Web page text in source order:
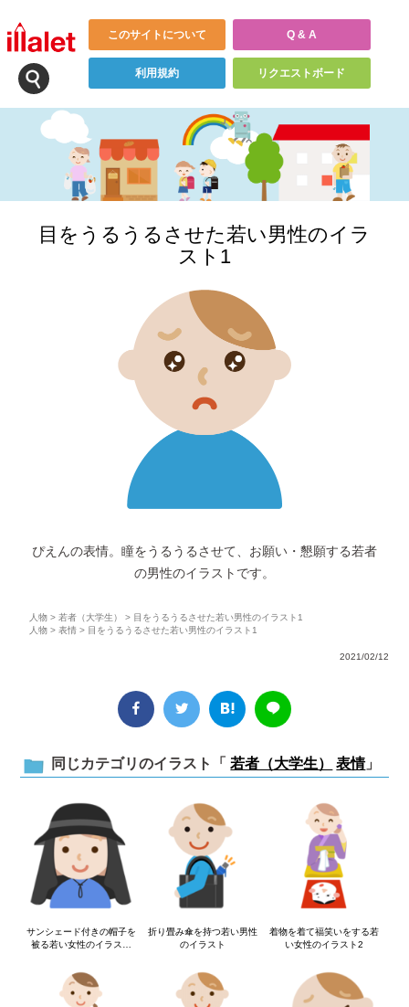
このサイトについて Q & A
利用規約 リクエストボード
目をうるうるさせた若い男性のイラ
スト1
ぴえんの表情。瞳をうるうるさせて、お願い・懇願する若者
の男性のイラストです。
人物 >若者（大学生）
> 目をうるうるさせた若い男性のイラスト1
人物 >表情 > 目をうるうるさせた若い男性のイラスト1
2021/02/12
同じカテゴリのイラスト「 若者（大学生） 表情」
サンシェード付きの帽子を
被る若い女性のイラスト
折り畳み傘を持つ若い男性
のイラスト
着物を着て福笑いをする若
い女性のイラスト2